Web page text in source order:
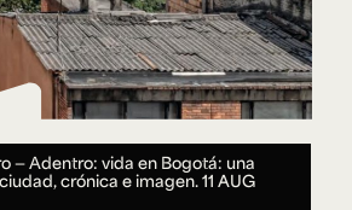
— Adentro: vida en Bogotá: una
crónica e imagen.11 AUG